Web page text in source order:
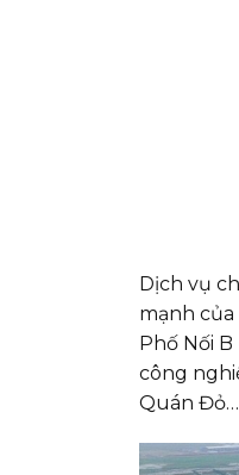
Dịch vụ
mạnh
Phố Nối
công
Quán